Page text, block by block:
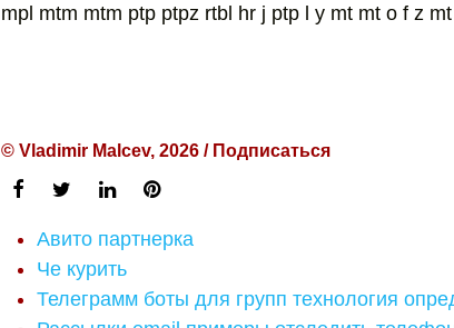
mpl mtm mtm ptp ptpz rtbl hr j ptp l y mt mt o f z
© Vladimir Malcev, 2026 / Подписаться
Авито партнерка
Че курить
Телеграмм боты для групп технология